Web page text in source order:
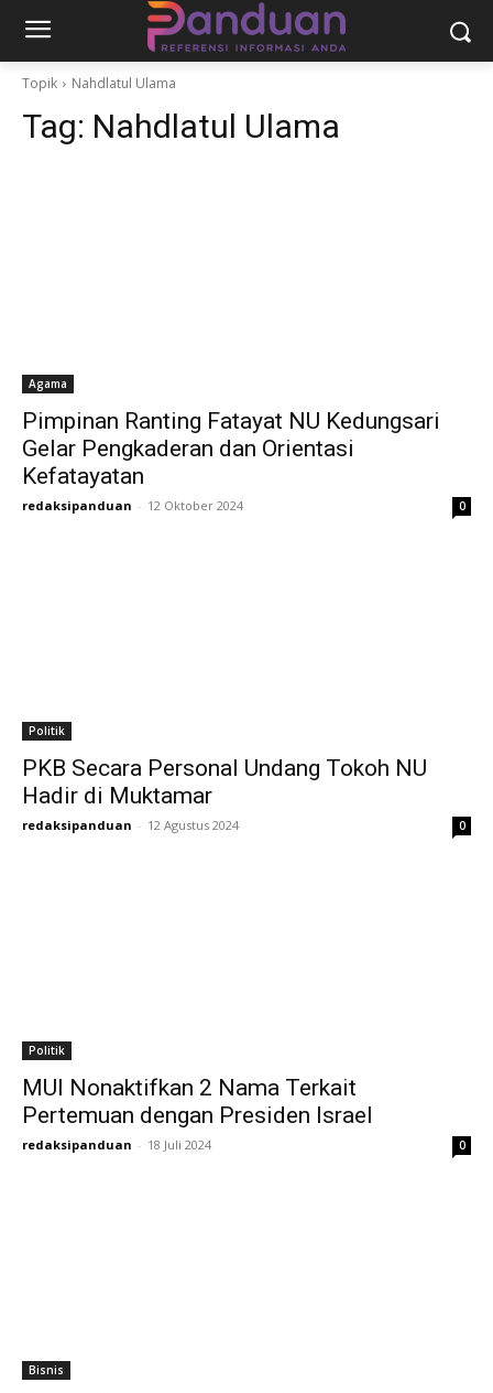
Topik Nahdlatul Ulama
Tag: Nahdlatul Ulama
Agama
Pimpinan Ranting Fatayat NU Kedungsari
Gelar Pengkaderan dan Orientasi
Kefatayatan
redaksipanduan - 12 Oktober 2024 0
Politik
PKB Secara Personal Undang Tokoh NU
Hadir di Muktamar
redaksipanduan - 12 Agustus 2024 0
Politik
MUI Nonaktifkan 2 Nama Terkait
Pertemuan dengan Presiden Israel
redaksipanduan - 18 Juli 2024 0
Bisnis